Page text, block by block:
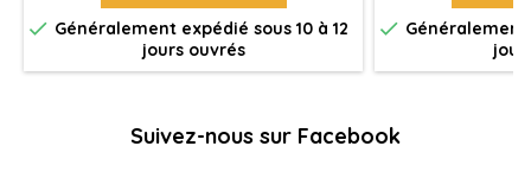
 Généralement expédié sous 10 à 12
jours ouvrés
 Généralement
Suivez-nous sur Facebook